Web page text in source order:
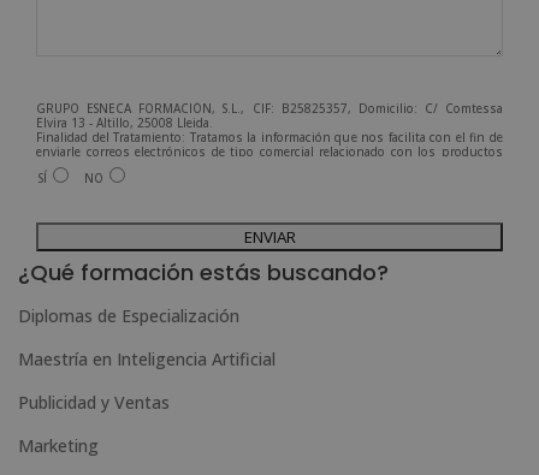
GRUPO ESNECA FORMACIÓN, S.L., CIF: B25825357, Domicilio: C/ Comtessa
Elvira 13 - Altillo, 25008 Lleida.
Finalidad del Tratamiento: Tratamos la información que nos facilita con el fin de
enviarle correos electrónicos de tipo comercial relacionado con los productos
ofrecidos y otros tipo de productos que fueran de su interés.
Legitimación del tratamiento: Consentimiento del interesado.
Para más información consulte nuestra Política de Privacidad.
Desea recibir información comercial (vía telefónica y/o email):
SÍ NO
A
l
e
r
n
¿Qué formación estás buscando?
Diplomas de Especialización
Maestría en Inteligencia Artificial
Publicidad y Ventas
Marketing